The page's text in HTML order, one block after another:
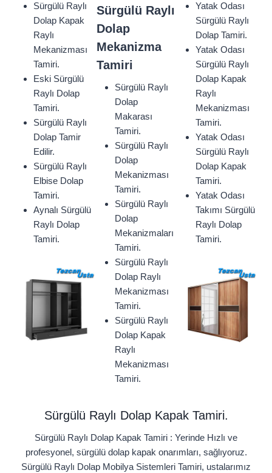
Sürgülü Raylı
Dolap Kapak
Raylı
Mekanizması
Tamiri.
Eski Sürgülü
Raylı Dolap
Tamiri.
Sürgülü Raylı
Dolap Tamir
Edilir.
Sürgülü Raylı
Elbise Dolap
Tamiri.
Aynalı Sürgülü
Raylı Dolap
Tamiri.
Sürgülü Raylı
Dolap
Mekanizma
Tamiri
Sürgülü Raylı
Dolap
Makarası
Tamiri.
Sürgülü Raylı
Dolap
Mekanizması
Tamiri.
Sürgülü Raylı
Dolap
Mekanizmaları
Tamiri.
Sürgülü Raylı
Dolap Raylı
Mekanizması
Tamiri.
Sürgülü Raylı
Dolap Kapak
Raylı
Mekanizması
Tamiri.
Yatak Odası
Sürgülü Raylı
Dolap Tamiri.
Yatak Odası
Sürgülü Raylı
Dolap Kapak
Raylı
Mekanizması
Tamiri.
Yatak Odası
Sürgülü Raylı
Dolap Kapak
Tamiri.
Yatak Odası
Takımı Sürgülü
Raylı Dolap
Tamiri.
Sürgülü Raylı Dolap Kapak Tamiri.
Sürgülü Raylı Dolap Kapak Tamiri : Yerinde Hızlı ve
profesyonel, sürgülü dolap kapak onarımları, sağlıyoruz.
Sürgülü Raylı Dolap Mobilya Sistemleri Tamiri, ustalarımız